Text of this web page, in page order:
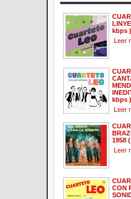
kbps )
Leer
kbps )
Leer
1958
Leer
CON